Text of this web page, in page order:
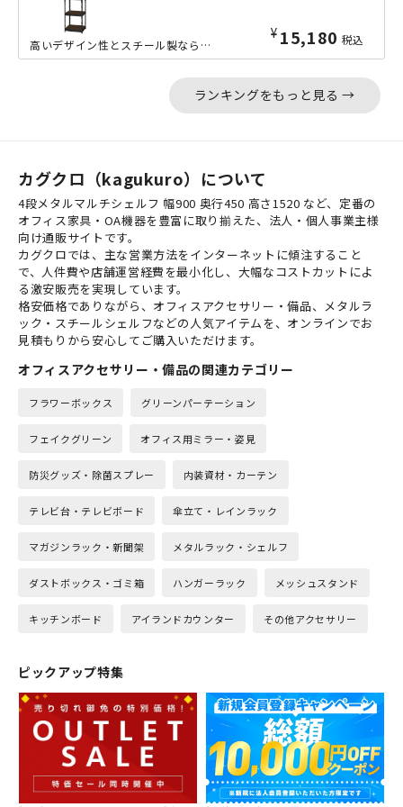
¥ 15,180 税込
高いデザイン性とスチール製ならではの耐久力を両立した、コンパクトなW510mmサ...
ランキングをもっと見る →
カグクロ（kagukuro）について
4段メタルマルチシェルフ 幅900 奥行450 高さ1520 など、定番の
オフィス家具・OA機器を豊富に取り揃えた、法人・個人事業主様
向け通販サイトです。
カグクロでは、主な営業方法をインターネットに傾注すること
で、人件費や店舗運営経費を最小化し、大幅なコストカットによ
る激安販売を実現しています。
格安価格でありながら、オフィスアクセサリー・備品、メタルラ
ック・スチールシェルフなどの人気アイテムを、オンラインでお
見積もりから安心してご購入いただけます。
オフィスアクセサリー・備品の関連カテゴリー
フラワーボックス グリーンパーテーション
フェイクグリーン オフィス用ミラー・姿見
防災グッズ・除菌スプレー 内装資材・カーテン
テレビ台・テレビボード 傘立て・レインラック
マガジンラック・新聞架 メタルラック・シェルフ
ダストボックス・ゴミ箱 ハンガーラック メッシュスタンド
キッチンボード アイランドカウンター その他アクセサリー
ピックアップ特集